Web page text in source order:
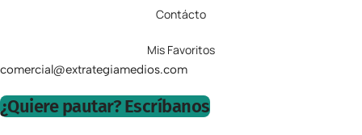
Contácto
Mis Favoritos
comercial@extrategiamedios.com
¿Quiere pautar? Escríbanos